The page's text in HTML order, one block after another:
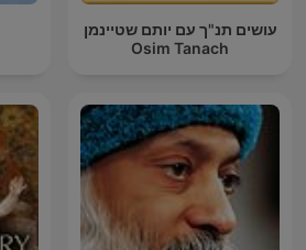
עושים תנ"ך עם יותם שטיינמן
Osim Tanach